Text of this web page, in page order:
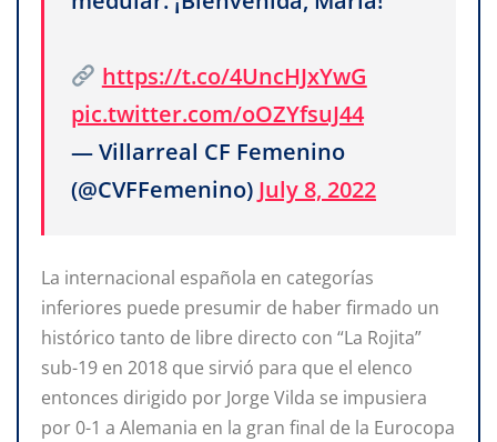
https://t.co/4UncHJxYwG
pic.twitter.com/oOZYfsuJ44
— Villarreal CF Femenino
(@CVFFemenino) July 8, 2022
La internacional española en categorías
inferiores puede presumir de haber firmado un
histórico tanto de libre directo con “La Rojita”
sub-19 en 2018 que sirvió para que el elenco
entonces dirigido por Jorge Vilda se impusiera
por 0-1 a Alemania en la gran final de la Eurocopa